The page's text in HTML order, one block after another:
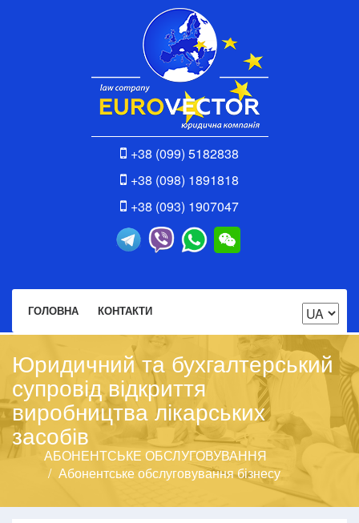
+38 (099) 5182838
+38 (098) 1891818
+38 (093) 1907047
ГОЛОВНА КОНТАКТИ
Юридичний та бухгалтерський
супровід відкриття
виробництва лікарських
засобів
АБОНЕНТСЬКЕ ОБСЛУГОВУВАННЯ
Абонентське обслуговування бізнесу